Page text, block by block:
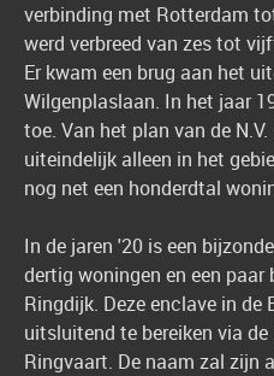
verbinding met Rotterdam
werd verbreed van zes tot
Er kwam een brug aan het
Wilgenplaslaan. In het jaar
toe. Van het plan van de
uiteindelijk alleen in het
nog net een honderdtal
In de jaren '20 is een
dertig woningen en een paar
Ringdijk. Deze enclave in de
uitsluitend te bereiken via
Ringvaart. De naam zal zijn